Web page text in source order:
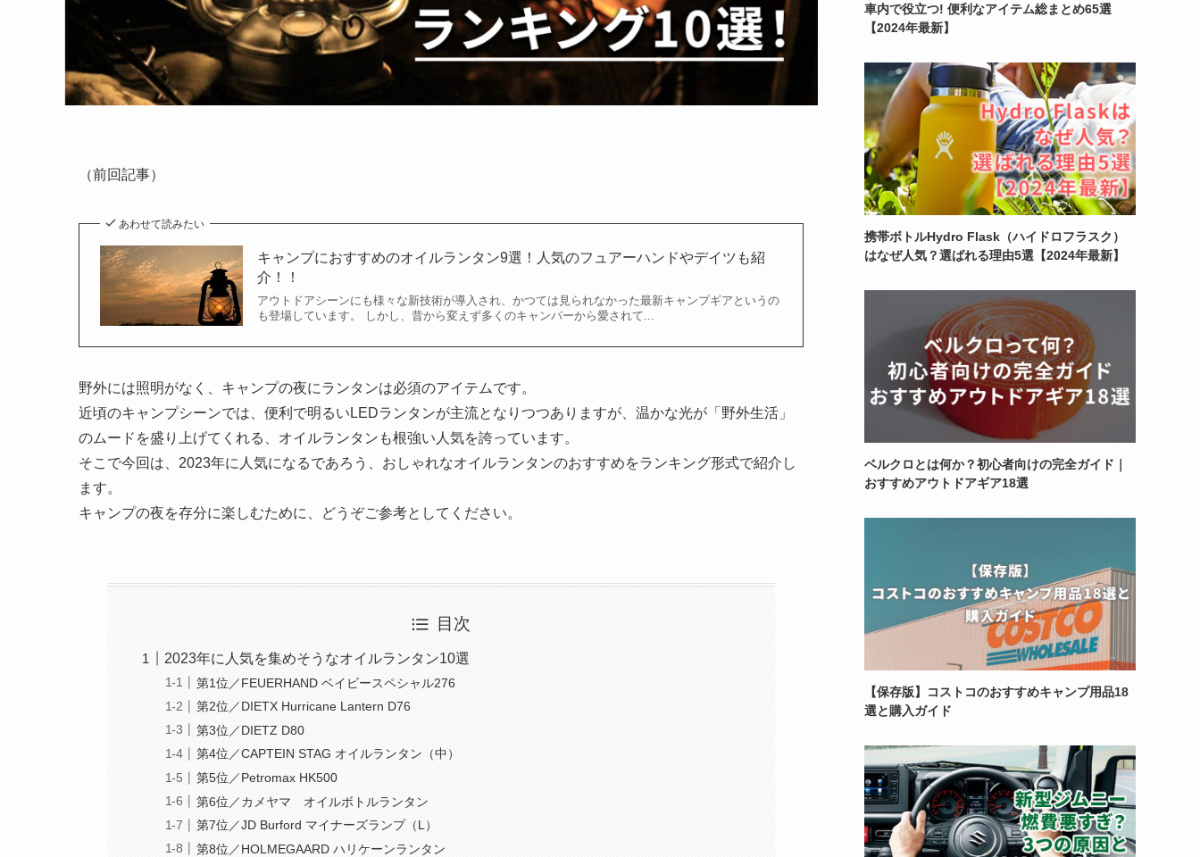
（前回記事）
あわせて読みたい
キャンプにおすすめのオイルランタン9選！人気のフュアーハンドやデイツも紹
介！！
アウトドアシーンにも様々な新技術が導入され、かつては見られなかった最新キャンプギアというの
も登場しています。 しかし、昔から変えず多くのキャンパーから愛されて...
野外には照明がなく、キャンプの夜にランタンは必須のアイテムです。
近頃のキャンプシーンでは、便利で明るいLEDランタンが主流となりつつありますが、温かな光が「野外生活」
のムードを盛り上げてくれる、オイルランタンも根強い人気を誇っています。
そこで今回は、2023年に人気になるであろう、おしゃれなオイルランタンのおすすめをランキング形式で紹介し
ます。
キャンプの夜を存分に楽しむために、どうぞご参考としてください。
目次
2023年に人気を集めそうなオイルランタン10選
第1位／FEUERHAND ベイビースペシャル276
第2位／DIETX Hurricane Lantern D76
第3位／DIETZ D80
第4位／CAPTEIN STAG オイルランタン（中）
第5位／Petromax HK500
第6位／カメヤマ オイルボトルランタン
第7位／JD Burford マイナーズランプ（L）
第8位／HOLMEGAARD ハリケーンランタン
車内で役立つ! 便利なアイテム総まとめ65選
【2024年最新】
携帯ボトルHydro Flask（ハイドロフラスク）
はなぜ人気？選ばれる理由5選【2024年最新】
ベルクロとは何か？初心者向けの完全ガイド｜
おすすめアウトドアギア18選
【保存版】コストコのおすすめキャンプ用品18
選と購入ガイド